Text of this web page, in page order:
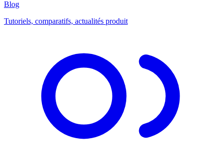
Blog
Tutoriels, comparatifs, actualités produit